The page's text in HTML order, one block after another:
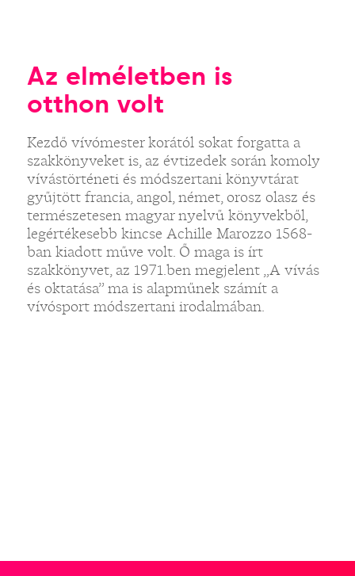
Az elméletben is
otthon volt
Kezdő vívómester korától sokat forgatta a
szakkönyveket is, az évtizedek során komoly
vívástörténeti és módszertani könyvtárat
gyűjtött francia, angol, német, orosz olasz és
természetesen magyar nyelvű könyvekből,
legértékesebb kincse Achille Marozzo 1568-
ban kiadott műve volt. Ő maga is írt
szakkönyvet, az 1971.ben megjelent „A vívás
és oktatása” ma is alapműnek számít a
vívósport módszertani irodalmában.